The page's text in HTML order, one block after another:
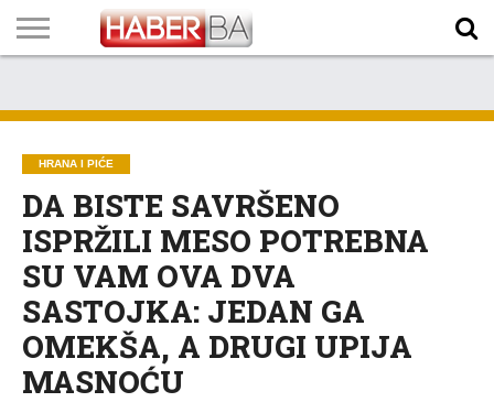
TECH
PROGRAM
PROGNOZA
PUTEVIMA
LISTA
NAMA
HRANA I PIĆE
DA BISTE SAVRŠENO
ISPRŽILI MESO POTREBNA
SU VAM OVA DVA
SASTOJKA: JEDAN GA
OMEKŠA, A DRUGI UPIJA
MASNOĆU